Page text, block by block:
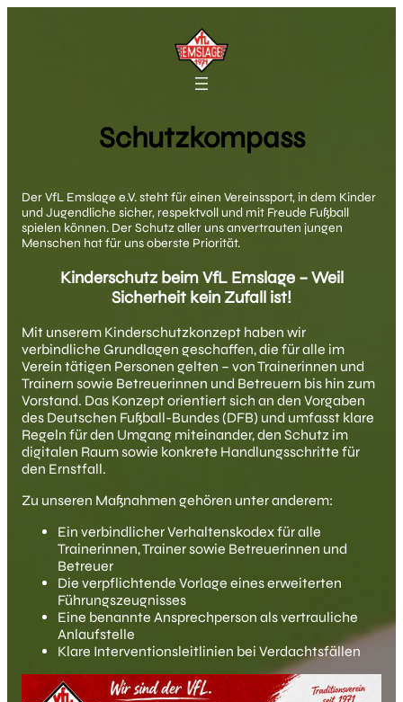
Schutzkompass
Der VfL Emslage e.V. steht für einen Vereinssport, in dem Kinder
und Jugendliche sicher, respektvoll und mit Freude Fußball
spielen können. Der Schutz aller uns anvertrauten jungen
Menschen hat für uns oberste Priorität.
Kinderschutz beim VfL Emslage – Weil
Sicherheit kein Zufall ist!
Mit unserem Kinderschutzkonzept haben wir
verbindliche Grundlagen geschaffen, die für alle im
Verein tätigen Personen gelten – von Trainerinnen und
Trainern sowie Betreuerinnen und Betreuern bis hin zum
Vorstand. Das Konzept orientiert sich an den Vorgaben
des Deutschen Fußball-Bundes (DFB) und umfasst klare
Regeln für den Umgang miteinander, den Schutz im
digitalen Raum sowie konkrete Handlungsschritte für
den Ernstfall.
Zu unseren Maßnahmen gehören unter anderem:
Ein verbindlicher Verhaltenskodex für alle
Trainerinnen, Trainer sowie Betreuerinnen und
Betreuer
Die verpflichtende Vorlage eines erweiterten
Führungszeugnisses
Eine benannte Ansprechperson als vertrauliche
Anlaufstelle
Klare Interventionsleitlinien bei Verdachtsfällen